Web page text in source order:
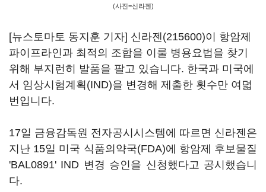
(사진=신라젠)
[뉴스토마토 동지훈 기자] 신라젠(215600)이 항암제
파이프라인과 최적의 조합을 이룰 병용요법을 찾기
위해 부지런히 발품을 팔고 있습니다. 한국과 미국에
서 임상시험계획(IND)을 변경해 제출한 횟수만 여덟
번입니다.
17일 금융감독원 전자공시시스템에 따르면 신라젠은
지난 15일 미국 식품의약국(FDA)에 항암제 후보물질
'BAL0891' IND 변경 승인을 신청했다고 공시했습니
다.